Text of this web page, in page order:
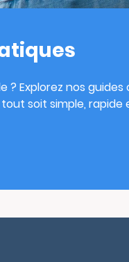
? Explorez nos
soit simple, rapide